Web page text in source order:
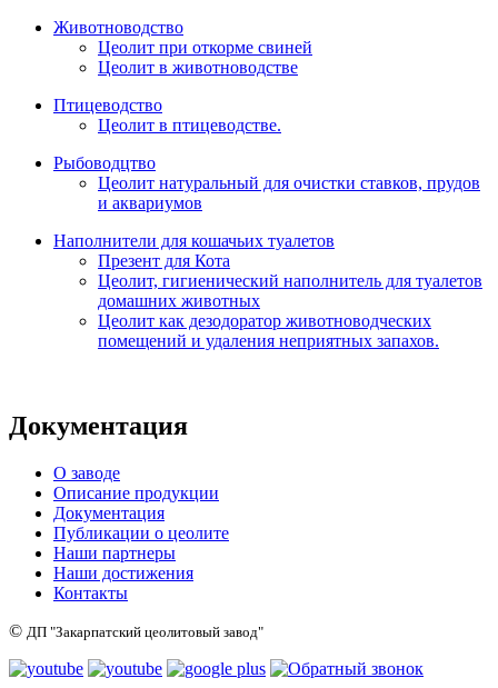
Животноводство
Цеолит при откорме свиней
Цеолит в животноводстве
Птицеводство
Цеолит в птицеводстве.
Рыбоводцтво
Цеолит натуральный для очистки ставков, прудов
и аквариумов
Наполнители для кошачьих туалетов
Презент для Кота
Цеолит, гигиенический наполнитель для туалетов
домашних животных
Цеолит как дезодоратор животноводческих
помещений и удаления неприятных запахов.
Документация
О заводе
Описание продукции
Документация
Публикации о цеолите
Наши партнеры
Наши достижения
Контакты
© ДП "Закарпатский цеолитовый завод"